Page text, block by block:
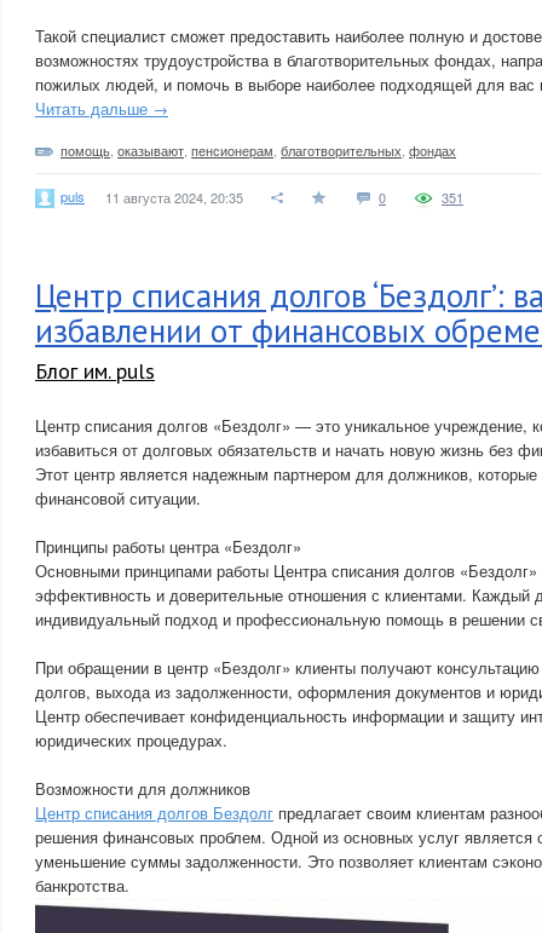
Такой специалист сможет предоставить наиболее полную и
возможностях трудоустройства в благотворительных фондах,
пожилых людей, и помочь в выборе наиболее подходящей для вас
Читать дальше →
помощь оказывают пенсионерам благотворительных фондах
puls 11 августа 2024, 20:35 0 351
Центр списания долгов ‘Бездолг’:
избавлении от финансовых
Блог им. puls
Центр списания долгов «Бездолг» — это уникальное учреждение,
избавиться от долговых обязательств и начать новую жизнь без
Этот центр является надежным партнером для должников, которые
финансовой ситуации.
Принципы работы центра «Бездолг»
Основными принципами работы Центра списания долгов
эффективность и доверительные отношения с клиентами. Каждый
индивидуальный подход и профессиональную помощь в решении
При обращении в центр «Бездолг» клиенты получают
долгов, выхода из задолженности, оформления документов и
Центр обеспечивает конфиденциальность информации и защиту
юридических процедурах.
Возможности для должников
Центр списания долгов Бездолг предлагает своим клиентам
решения финансовых проблем. Одной из основных услуг является
уменьшение суммы задолженности. Это позволяет клиентам
банкротства.